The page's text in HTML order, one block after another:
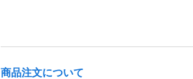
商品注文について